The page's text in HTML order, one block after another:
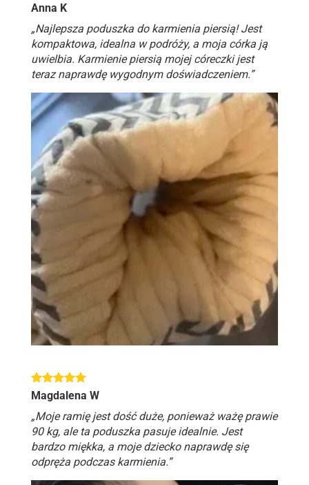
Anna K
„Najlepsza poduszka do karmienia piersią! Jest
kompaktowa, idealna w podróży, a moja córka ją
uwielbia. Karmienie piersią mojej córeczki jest
teraz naprawdę wygodnym doświadczeniem.”
Magdalena W
„Moje ramię jest dość duże, ponieważ ważę prawie
90 kg, ale ta poduszka pasuje idealnie. Jest
bardzo miękka, a moje dziecko naprawdę się
odpręża podczas karmienia.”